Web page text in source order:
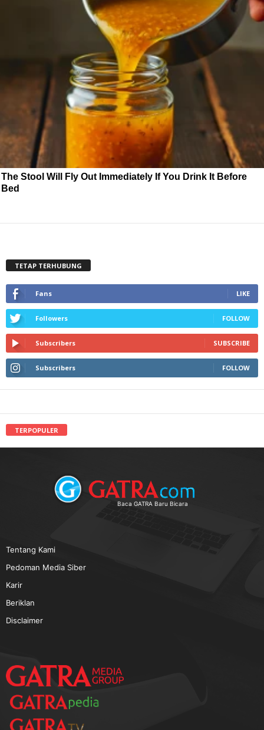
The Stool Will Fly Out Immediately If You Drink It Before
Bed
TETAP TERHUBUNG
Fans LIKE
Followers FOLLOW
Subscribers SUBSCRIBE
Subscribers FOLLOW
TERPOPULER